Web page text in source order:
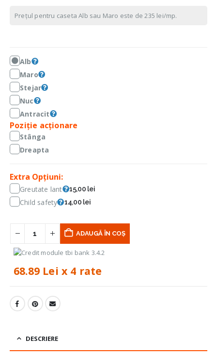
Prețul pentru caseta Alb sau Maro este de 235 lei/mp.
Alb
Maro
Stejar
Nuc
Antracit
Poziție acționare
Stânga
Dreapta
Extra Opțiuni:
Greutate lant 15,00 lei
Child safety 14,00 lei
ADAUGĂ ÎN COȘ
68.89 Lei x 4 rate
DESCRIERE